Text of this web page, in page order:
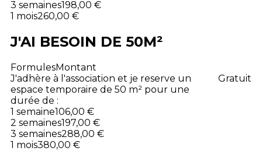
3 semaines198,00 €
1 mois260,00 €
J'AI BESOIN DE 50M²
FormulesMontant
J'adhère à l'association et je reserve un
espace temporaire de 50 m² pour une
durée de :
Gratuit
1 semaine106,00 €
2 semaines197,00 €
3 semaines288,00 €
1 mois380,00 €